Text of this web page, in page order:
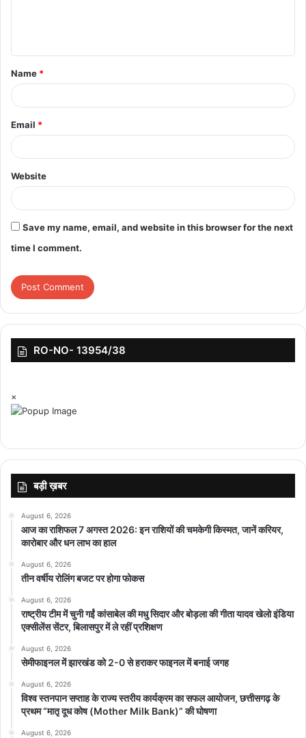
t
*
Name *
Email *
Website
Save my name, email, and website in this browser for the next
time I comment.
RO-NO- 13954/38
×
बड़ी ख़बर
August 6, 2026
आज का राशिफल 7 अगस्त 2026: इन राशियों की चमकेगी किस्मत, जानें करियर,
कारोबार और धन लाभ का हाल
August 6, 2026
तीन वर्षीय रोलिंग बजट पर होगा फोकस
August 6, 2026
राष्ट्रीय टीम में चुनी गईं कांसाबेल की मधु सिदार और बोड़ला की गीता यादव खेलो इंडिया
एक्सीलेंस सेंटर, बिलासपुर में ले रहीं प्रशिक्षण
August 6, 2026
सेमीफाइनल में झारखंड को 2-0 से हराकर फाइनल में बनाई जगह
August 6, 2026
विश्व स्तनपान सप्ताह के राज्य स्तरीय कार्यक्रम का सफल आयोजन, छत्तीसगढ़ के
प्रथम “मातृ दूध कोष (Mother Milk Bank)” की घोषणा
August 6, 2026